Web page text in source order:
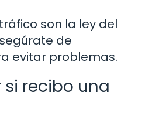
son la ley del
de
evitar problemas.
si recibo una